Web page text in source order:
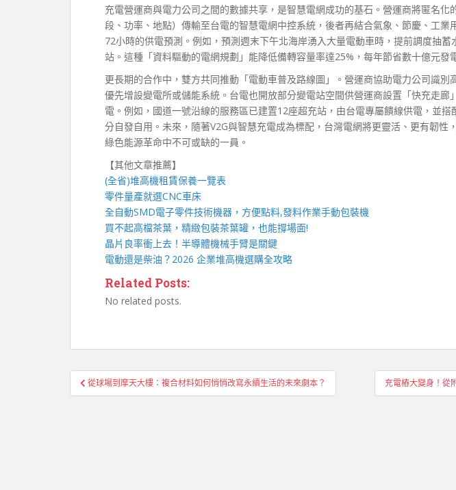
充電營運商與電力公司之間的數據共享，是智慧電網成功的基石。營運商將匿名化
段、功率、地點）傳輸至台電的智慧電網中控系統，後者再結合氣象、節慶、工業
72小時的供電預測。例如，預測週末下午北海岸湧入大量電動車時，提前調度抽蓄
站。這種「資料驅動的電網規劃」能降低備轉容量率達25%，每年節省數十億元發
更長期的合作中，雙方共同推動「電動車普及路線圖」。營運商協助電力公司識別
優先增設變電所或儲能系統。台電也開放部分變電站空間供營運商設置「快充走廊
電。例如，國道一號沿線的服務區已建置12座超充站，由台電專屬饋線供電，並搭
分自發自用。未來，隨著V2G與智慧充電成為標配，台灣電網將更靈活、更有韌性
綠色能源革命中不可或缺的一員。
【其他文章推薦】
(全省)堆高機租賃保養一覽表
零件量產就選CNC車床
全自動SMD電子零件技術機器 ，方便點料,發料作業手動包裝機
買不起高檔茶葉，精緻包裝茶葉罐 ，也能撐場面!
晶片良率衝上去！ 半導體機械手臂是關鍵
電動還是柴油？2026 企業堆高機選購全攻略
Related Posts:
No related posts.
文
章
從球場到摩天大樓：複合材料如何悄悄改寫永續生活的未來劇本？ 充電樁大變身！從